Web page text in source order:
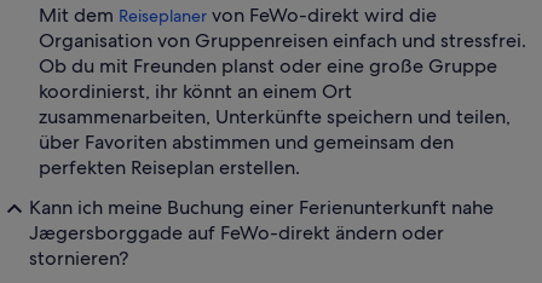
Mit dem Reiseplaner von FeWo-direkt wird die
Organisation von Gruppenreisen einfach und stressfrei.
Ob du mit Freunden planst oder eine große Gruppe
koordinierst, ihr könnt an einem Ort
zusammenarbeiten, Unterkünfte speichern und teilen,
über Favoriten abstimmen und gemeinsam den
perfekten Reiseplan erstellen.
Kann ich meine Buchung einer Ferienunterkunft nahe
Jægersborggade auf FeWo-direkt ändern oder
stornieren?